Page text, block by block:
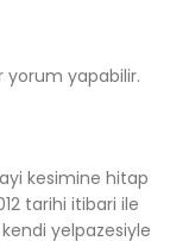
yorum yapabilir.
kesimine hitap
tarihi itibari ile
yelpazesiyle